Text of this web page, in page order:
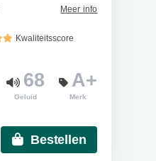
Meer info
Kwaliteitsscore
68
Geluid
A+
Merk
Bestellen